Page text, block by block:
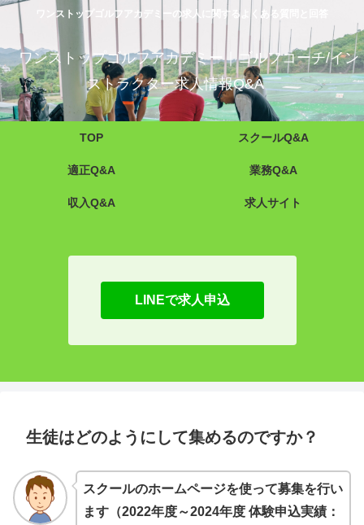
ワンストップゴルフアカデミーの求人に関するよくある質問と回答
ワンストップゴルフアカデミー｜ゴルフコーチ/イン
ストラクター求人情報Q&A
TOP スクールQ&A
適正Q&A 業務Q&A
収入Q&A 求人サイト
LINEで求人申込
生徒はどのようにして集めるのですか？
スクールのホームページを使って募集を行い
ます（2022年度～2024年度 体験申込実績：